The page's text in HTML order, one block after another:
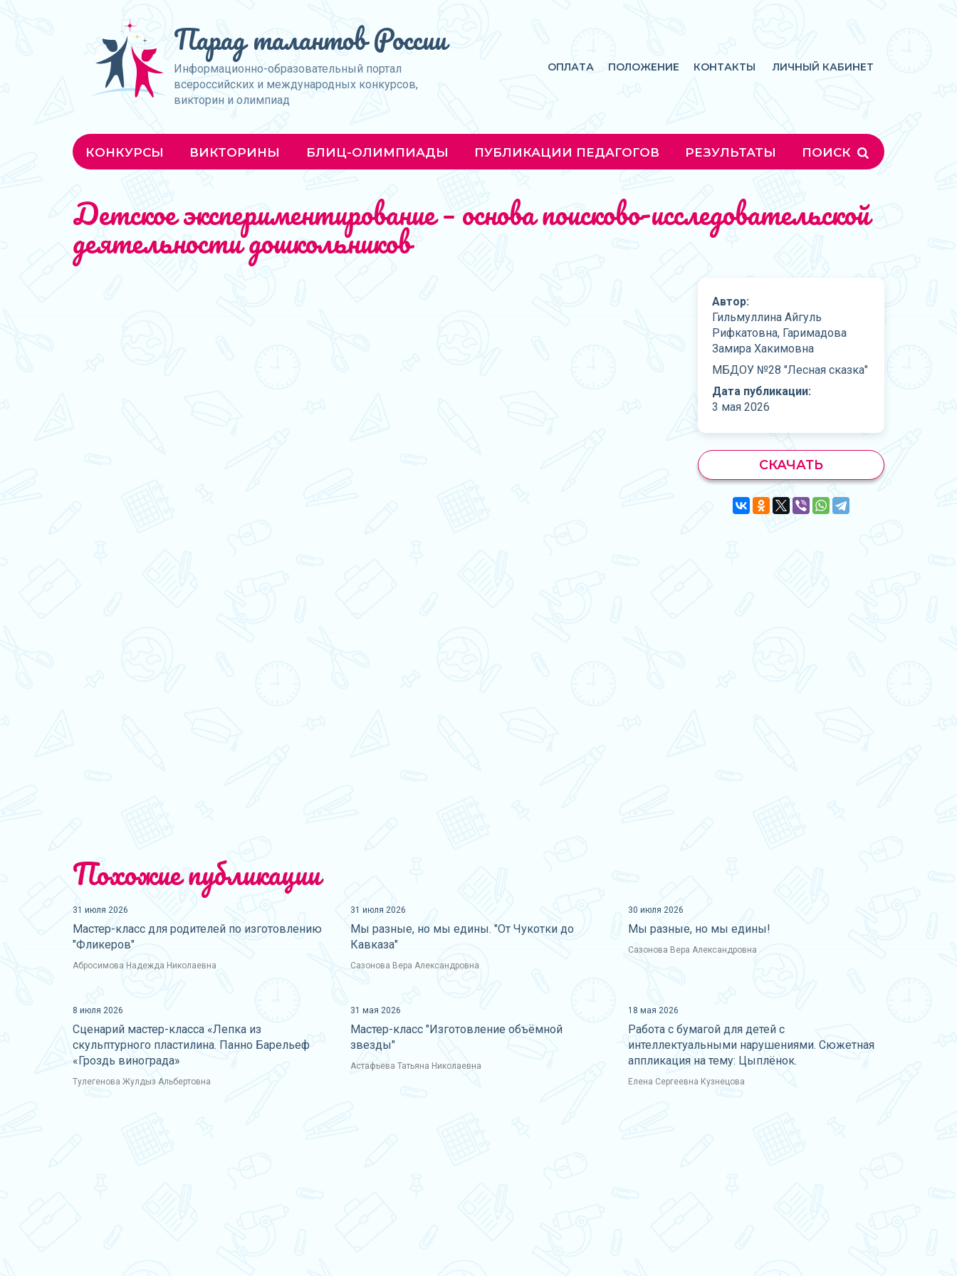
Парад талантов России
Информационно-образовательный портал
всероссийских и международных конкурсов,
викторин и олимпиад
ОПЛАТА ПОЛОЖЕНИЕ КОНТАКТЫ ЛИЧНЫЙ КАБИНЕТ
КОНКУРСЫ ВИКТОРИНЫ БЛИЦ-ОЛИМПИАДЫ ПУБЛИКАЦИИ ПЕДАГОГОВ РЕЗУЛЬТАТЫ ПОИСК
Детское экспериментирование – основа поисково-исследовательской
деятельности дошкольников
Автор:
Гильмуллина Айгуль
Рифкатовна, Гаримадова
Замира Хакимовна
МБДОУ №28 "Лесная сказка"
Дата публикации:
3 мая 2026
СКАЧАТЬ
Похожие публикации
31 июля 2026
Мастер-класс для родителей по изготовлению
"Фликеров"
Абросимова Надежда Николаевна
31 июля 2026
Мы разные, но мы едины. "От Чукотки до
Кавказа"
Сазонова Вера Александровна
30 июля 2026
Мы разные, но мы едины!
Сазонова Вера Александровна
8 июля 2026
Сценарий мастер-класса «Лепка из
скульптурного пластилина. Панно Барельеф
«Гроздь винограда»
Тулегенова Жулдыз Альбертовна
31 мая 2026
Мастер-класс "Изготовление объёмной
звезды"
Астафьева Татьяна Николаевна
18 мая 2026
Работа с бумагой для детей с
интеллектуальными нарушениями. Сюжетная
аппликация на тему: Цыплёнок.
Елена Сергеевна Кузнецова